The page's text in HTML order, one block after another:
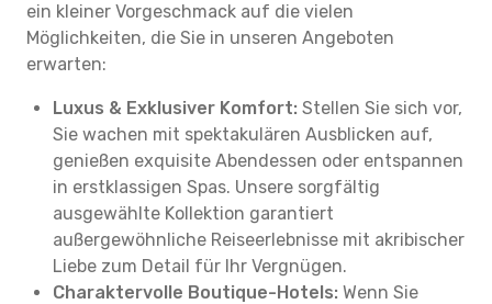
ein kleiner Vorgeschmack auf die vielen
Möglichkeiten, die Sie in unseren Angeboten
erwarten:
Luxus & Exklusiver Komfort: Stellen Sie sich vor,
Sie wachen mit spektakulären Ausblicken auf,
genießen exquisite Abendessen oder entspannen
in erstklassigen Spas. Unsere sorgfältig
ausgewählte Kollektion garantiert
außergewöhnliche Reiseerlebnisse mit akribischer
Liebe zum Detail für Ihr Vergnügen.
Charaktervolle Boutique-Hotels: Wenn Sie